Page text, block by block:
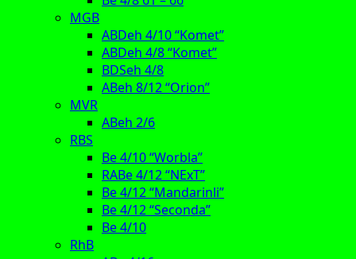
MGB
ABDeh 4/10 “Komet”
ABDeh 4/8 “Komet”
BDSeh 4/8
ABeh 8/12 “Orion”
MVR
ABeh 2/6
RBS
Be 4/10 “Worbla”
RABe 4/12 “NExT”
Be 4/12 “Mandarinli”
Be 4/12 “Seconda”
Be 4/10
RhB